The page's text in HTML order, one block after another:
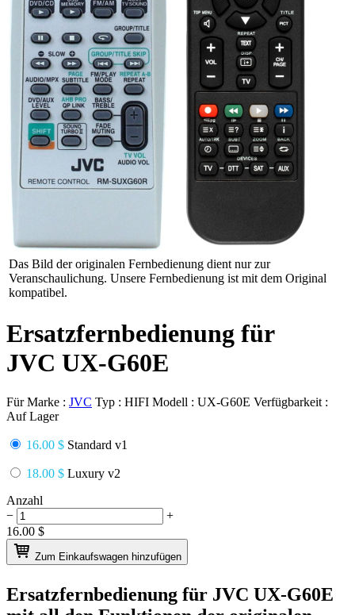
Das Bild der originalen Fernbedienung dient nur zur
Veranschaulichung. Unsere Fernbedienung ist mit dem Original
kompatibel.
Ersatzfernbedienung für
JVC UX-G60E
Für Marke : JVC Typ : HIFI Modell : UX-G60E Verfügbarkeit :
Auf Lager
16.00 $ Standard v1
18.00 $ Luxury v2
Anzahl
−
+
16.00 $
Zum Einkaufswagen hinzufügen
Ersatzfernbedienung für JVC UX-G60E